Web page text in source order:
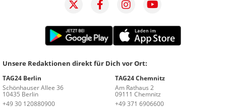
Unsere Redaktionen direkt für Dich vor Ort:
TAG24 Berlin
Schönhauser Allee 36
10435 Berlin
+49 30 120880900
TAG24 Chemnitz
Am Rathaus 2
09111 Chemnitz
+49 371 6906600